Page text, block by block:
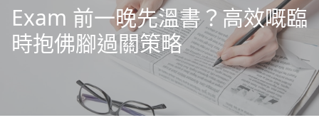
Exam 前一晚先溫書？高效嘅臨
時抱佛腳過關策略